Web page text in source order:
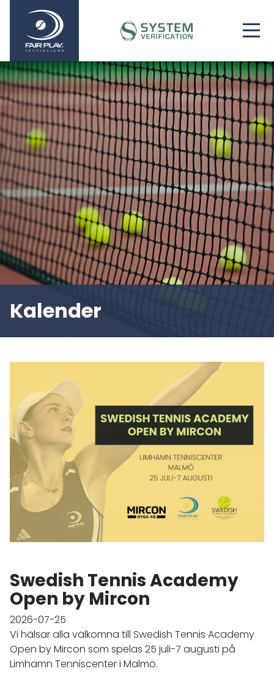
Kalender
Swedish Tennis Academy
Open by Mircon
2026-07-25
Vi hälsar alla välkomna till Swedish Tennis Academy
Open by Mircon som spelas 25 juli-7 augusti på
Limhamn Tenniscenter i Malmö.